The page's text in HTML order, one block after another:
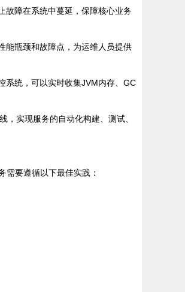
故障在系统中蔓延，保障核心业务
能瓶颈和故障点，为运维人员提供
系统，可以实时收集JVM内存、GC
实现服务的自动化构建、测试、
要遵循以下最佳实践：